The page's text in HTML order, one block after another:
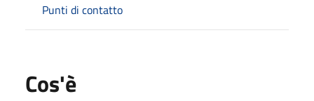
Punti di contatto
Cos'è